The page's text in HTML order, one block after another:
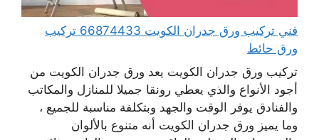
فني تركيب ورق جدران الكويت 66874433 تركيب
ورق حائط
تركيب ورق جدران الكويت يعد ورق جدران الكويت من
أجود الأنواع والذي يعطي رونقا جميلا للمنازل والمكاتب
والفنادق يوفر الوقت والجهد وبتكلفة مناسبة للجميع ،
وما يميز ورق جدران الكويت أنه متنوع بالألوان